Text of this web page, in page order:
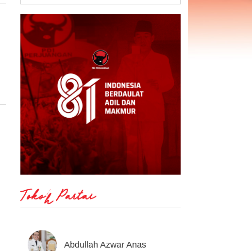
Tokoh Partai
Abdullah Azwar Anas